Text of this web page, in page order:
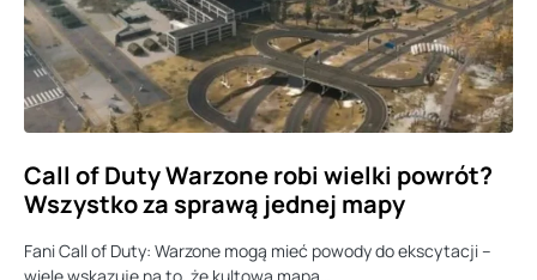
Call of Duty Warzone robi wielki powrót?
Wszystko za sprawą jednej mapy
Fani Call of Duty: Warzone mogą mieć powody do ekscytacji –